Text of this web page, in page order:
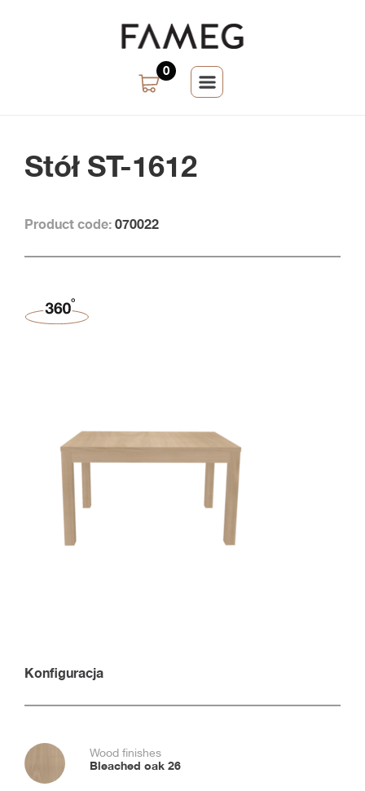
0
Stół ST-1612
Product code: 070022
Konfiguracja
Wood finishes
Bleached oak 26